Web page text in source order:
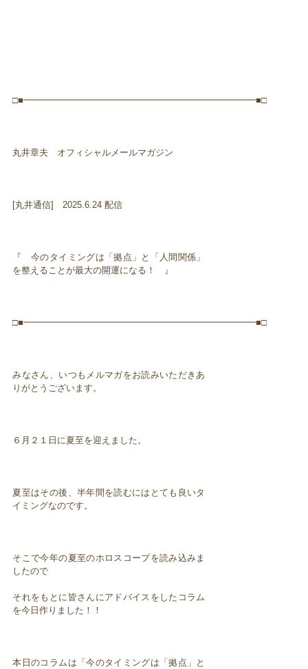
□■━━━━━━━━━━━━━━━━━━━━━━━━━━■□
丸井章夫 オフィシャルメールマガジン
[丸井通信] 2025.6.24 配信
『 今のタイミングは「拠点」と「人間関係」
を整えることが最大の開運になる！ 』
□■━━━━━━━━━━━━━━━━━━━━━━━━━━■□
みなさん、いつもメルマガをお読みいただきあ
りがとうございます。
６月２１日に夏至を迎えました。
夏至はその後、半年間を読むにはとても良いタ
イミングなのです。
そこで今年の夏至のホロスコープを読み込みま
したので
それをもとに皆さんにアドバイスをしたコラム
を今日作りました！！
本日のコラムは「今のタイミングは「拠点」と